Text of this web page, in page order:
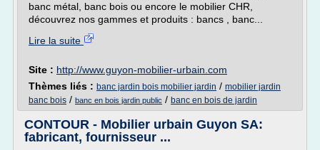
banc métal, banc bois ou encore le mobilier CHR,
découvrez nos gammes et produits : bancs , banc...
Lire la suite
Site : http://www.guyon-mobilier-urbain.com
Thèmes liés : banc jardin bois mobilier jardin / mobilier jardin
banc bois / banc en bois jardin public / banc en bois de jardin
CONTOUR - Mobilier urbain Guyon SA:
fabricant, fournisseur ...